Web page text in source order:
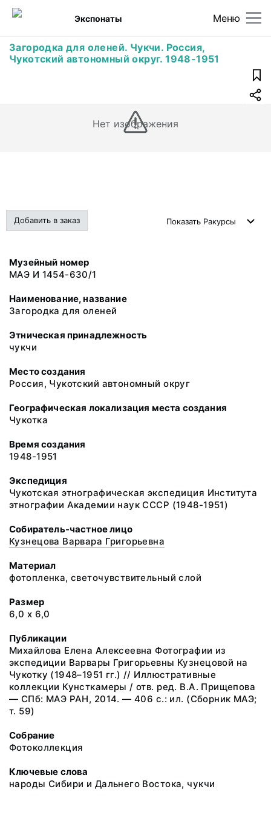
Меню
Экспонаты
Загородка для оленей. Чукчи. Россия,
Чукотский автономный округ. 1948-1951
Нет изображения
Добавить в заказ Показать Ракурсы
Музейный номер
МАЭ И 1454-630/1
Наименование, название
Загородка для оленей
Этническая принадлежность
чукчи
Место создания
Россия, Чукотский автономный округ
Географическая локализация места создания
Чукотка
Время создания
1948-1951
Экспедиция
Чукотская этнографическая экспедиция Института
этнографии Академии наук СССР (1948-1951)
Собиратель-частное лицо
Кузнецова Варвара Григорьевна
Материал
фотопленка, светочувствительный слой
Размер
6,0 х 6,0
Публикации
Михайлова Елена Алексеевна Фотографии из
экспедиции Варвары Григорьевны Кузнецовой на
Чукотку (1948–1951 гг.) // Иллюстративные
коллекции Кунсткамеры / отв. ред. В.А. Прищепова
— СПб: МАЭ РАН, 2014. — 406 с.: ил. (Сборник МАЭ;
т. 59)
Собрание
Фотоколлекция
Ключевые слова
народы Сибири и Дальнего Востока, чукчи